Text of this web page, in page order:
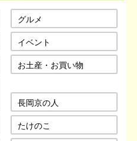
グルメ
イベント
お土産・お買い物
長岡京の人
たけのこ